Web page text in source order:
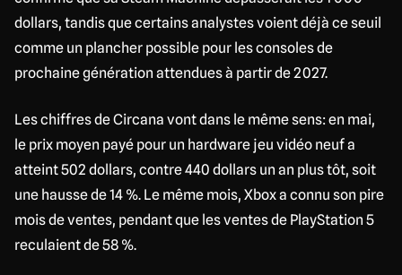
dollars, tandis que certains analystes voient déjà ce seuil
comme un plancher possible pour les consoles de
prochaine génération attendues à partir de 2027.
Les chiffres de Circana vont dans le même sens: en mai,
le prix moyen payé pour un hardware jeu vidéo neuf a
atteint 502 dollars, contre 440 dollars un an plus tôt, soit
une hausse de 14 %. Le même mois, Xbox a connu son pire
mois de ventes, pendant que les ventes de PlayStation 5
reculaient de 58 %.